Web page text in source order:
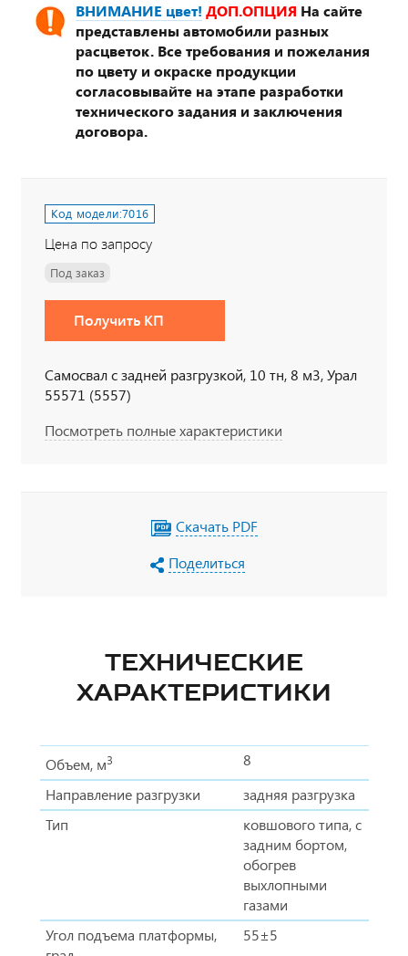
ВНИМАНИЕ цвет! ДОП.ОПЦИЯ На сайте
представлены автомобили разных
расцветок. Все требования и пожелания
по цвету и окраске продукции
согласовывайте на этапе разработки
технического задания и заключения
договора.
Код модели:7016
Цена по запросу
Под заказ
Получить КП
Самосвал с задней разгрузкой, 10 тн, 8 м3, Урал
55571 (5557)
Посмотреть полные характеристики
Скачать PDF
Поделиться
ТЕХНИЧЕСКИЕ
ХАРАКТЕРИСТИКИ
Объем, м3
8
Направление разгрузки
задняя разгрузка
Тип
ковшового типа, с
задним бортом,
обогрев
выхлопными
газами
Угол подъема платформы,
55±5